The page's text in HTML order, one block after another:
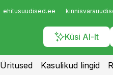
ehitusuudised.ee
Küsi AI-lt
Üritused Kasulikud lingid